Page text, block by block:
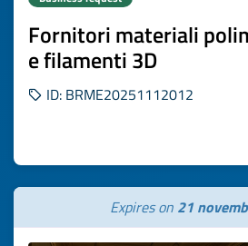
Fornitori materiali
e filamenti 3D
ID: BRME20251112012
Expires on 21